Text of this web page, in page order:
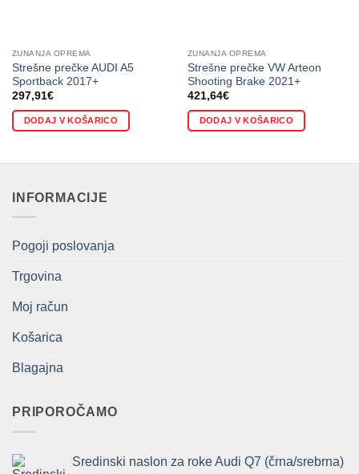
ZUNANJA OPREMA
Strešne prečke AUDI A5
Sportback 2017+
297,91€
DODAJ V KOŠARICO
ZUNANJA OPREMA
Strešne prečke VW Arteon
Shooting Brake 2021+
421,64€
DODAJ V KOŠARICO
INFORMACIJE
Pogoji poslovanja
Trgovina
Moj račun
Košarica
Blagajna
PRIPOROČAMO
Sredinski naslon za roke Audi Q7 (črna/srebrna)